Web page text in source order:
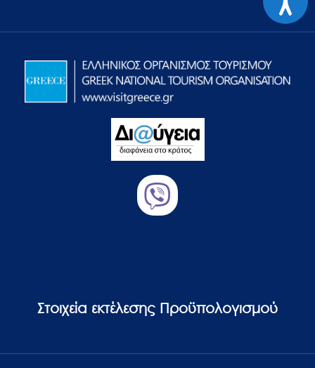
Στοιχεία εκτέλεσης Προϋπολογισμού